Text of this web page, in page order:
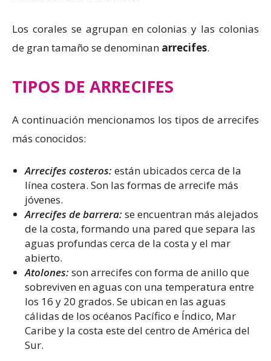
Los corales se agrupan en colonias y las colonias
de gran tamaño se denominan arrecifes.
TIPOS DE ARRECIFES
A continuación mencionamos los tipos de arrecifes
más conocidos:
Arrecifes costeros: están ubicados cerca de la
línea costera. Son las formas de arrecife más
jóvenes.
Arrecifes de barrera: se encuentran más alejados
de la costa, formando una pared que separa las
aguas profundas cerca de la costa y el mar
abierto.
Atolones: son arrecifes con forma de anillo que
sobreviven en aguas con una temperatura entre
los 16 y 20 grados. Se ubican en las aguas
cálidas de los océanos Pacífico e Índico, Mar
Caribe y la costa este del centro de América del
Sur.